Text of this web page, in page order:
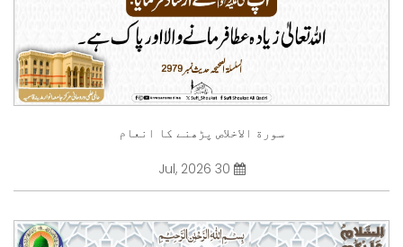
سورة الاخلاص پڑھنے کا انعام